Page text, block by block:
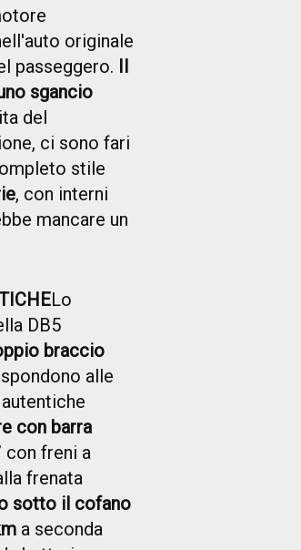
originale
passeggero. Il
sgancio
del
ci sono fari
stile
, con interni
mancare un
Lo
DB5
braccio
alle
con barra
con freni a
frenata
sotto il cofano
a seconda